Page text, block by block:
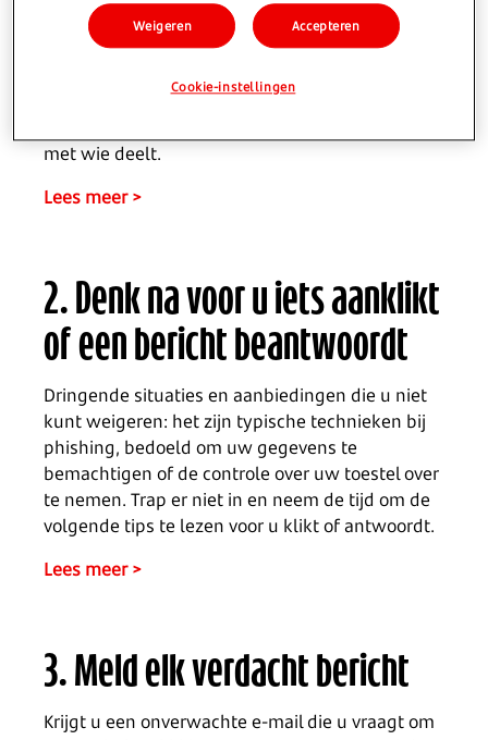
Door minder informatie te delen op sociale
media, in persoon of via de telefoon, vergroot u
identiteitsdiefstal. Maak er een goede gewoonte
met wie deelt.
Lees meer >
2. Denk na voor u iets aanklikt
of een bericht beantwoordt
Dringende situaties en aanbiedingen die u niet
kunt weigeren: het zijn typische technieken bij
phishing, bedoeld om uw gegevens te
bemachtigen of de controle over uw toestel over
te nemen. Trap er niet in en neem de tijd om de
volgende tips te lezen voor u klikt of antwoordt.
Lees meer >
3. Meld elk verdacht bericht
Krijgt u een onverwachte e-mail die u vraagt om
Weigeren Accepteren
Cookie-instellingen